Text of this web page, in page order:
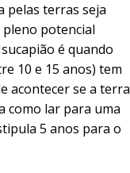
pelas terras seja
potencial
é quando
10 e 15 anos) tem
acontecer se a terra
como lar para uma
5 anos para o